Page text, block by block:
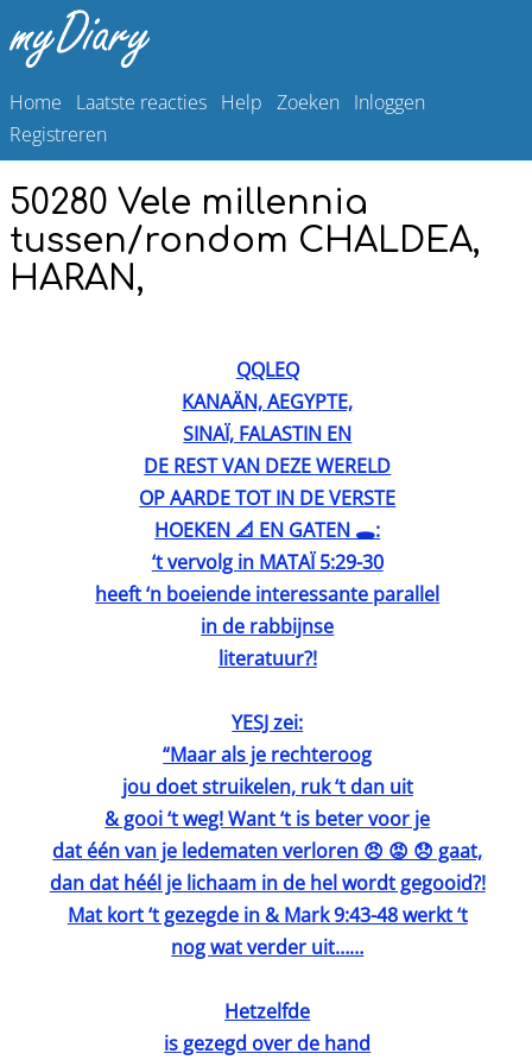
Home Laatste reacties Help Zoeken Inloggen
Registreren
50280 Vele millennia
tussen/rondom CHALDEA,
HARAN,
QQLEQ
KANAÄN, AEGYPTE,
SINAÏ, FALASTIN EN
DE REST VAN DEZE WERELD
OP AARDE TOT IN DE VERSTE
HOEKEN 📐 EN GATEN 🕳️:
‘t vervolg in MATAÏ 5:29-30
heeft ‘n boeiende interessante parallel
in de rabbijnse
literatuur?!
YESJ zei:
“Maar als je rechteroog
jou doet struikelen, ruk ‘t dan uit
& gooi ‘t weg! Want ‘t is beter voor je
dat één van je ledematen verloren 😠 😡 😞 gaat,
dan dat héél je lichaam in de hel wordt gegooid?!
Mat kort ‘t gezegde in & Mark 9:43-48 werkt ‘t
nog wat verder uit……
Hetzelfde
is gezegd over de hand